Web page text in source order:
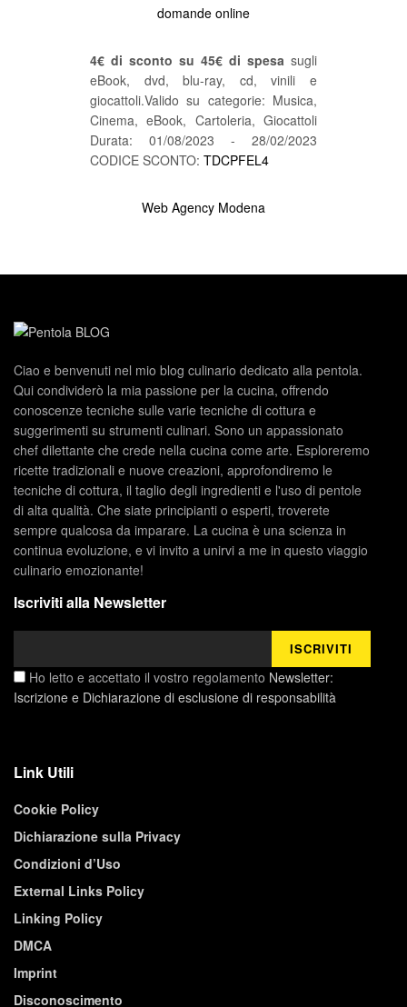
domande online
4€ di sconto su 45€ di spesa sugli
eBook, dvd, blu-ray, cd, vinili e
giocattoli.Valido su categorie: Musica,
Cinema, eBook, Cartoleria, Giocattoli
Durata: 01/08/2023 - 28/02/2023
CODICE SCONTO: TDCPFEL4
Web Agency Modena
Ciao e benvenuti nel mio blog culinario dedicato alla pentola.
Qui condividerò la mia passione per la cucina, offrendo
conoscenze tecniche sulle varie tecniche di cottura e
suggerimenti su strumenti culinari. Sono un appassionato
chef dilettante che crede nella cucina come arte. Esploreremo
ricette tradizionali e nuove creazioni, approfondiremo le
tecniche di cottura, il taglio degli ingredienti e l'uso di pentole
di alta qualità. Che siate principianti o esperti, troverete
sempre qualcosa da imparare. La cucina è una scienza in
continua evoluzione, e vi invito a unirvi a me in questo viaggio
culinario emozionante!
Iscriviti alla Newsletter
Ho letto e accettato il vostro regolamento Newsletter:
Iscrizione e Dichiarazione di esclusione di responsabilità
Link Utili
Cookie Policy
Dichiarazione sulla Privacy
Condizioni d’Uso
External Links Policy
Linking Policy
DMCA
Imprint
Disconoscimento